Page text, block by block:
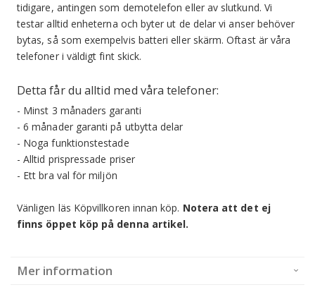
tidigare, antingen som demotelefon eller av slutkund. Vi
testar alltid enheterna och byter ut de delar vi anser behöver
bytas, så som exempelvis batteri eller skärm. Oftast är våra
telefoner i väldigt fint skick.
Detta får du alltid med våra telefoner:
- Minst 3 månaders garanti
- 6 månader garanti på utbytta delar
- Noga funktionstestade
- Alltid prispressade priser
- Ett bra val för miljön
Vänligen läs Köpvillkoren innan köp. Notera att det ej
finns öppet köp på denna artikel.
Mer information